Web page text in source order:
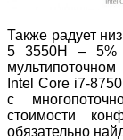
Также радует
5 3550H – 5%
Intel Core i7-
с
стоимости
обязательно